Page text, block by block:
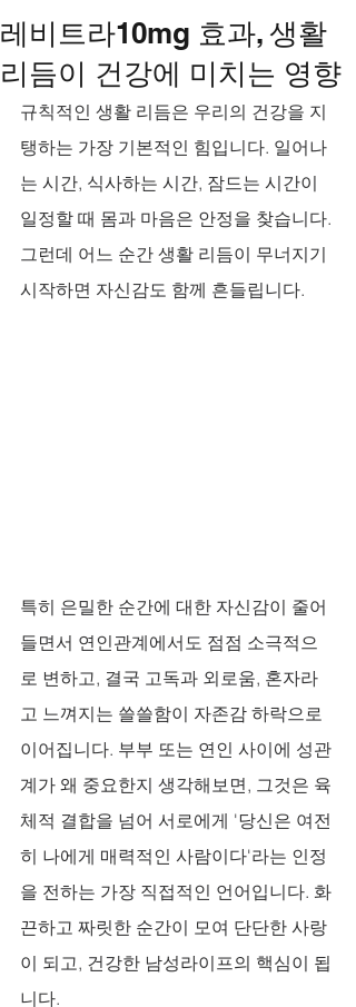
레비트라10mg 효과, 생활
리듬이 건강에 미치는 영향
규칙적인 생활 리듬은 우리의 건강을 지
탱하는 가장 기본적인 힘입니다. 일어나
는 시간, 식사하는 시간, 잠드는 시간이
일정할 때 몸과 마음은 안정을 찾습니다.
그런데 어느 순간 생활 리듬이 무너지기
시작하면 자신감도 함께 흔들립니다.
특히 은밀한 순간에 대한 자신감이 줄어
들면서 연인관계에서도 점점 소극적으
로 변하고, 결국 고독과 외로움, 혼자라
고 느껴지는 쓸쓸함이 자존감 하락으로
이어집니다. 부부 또는 연인 사이에 성관
계가 왜 중요한지 생각해보면, 그것은 육
체적 결합을 넘어 서로에게 '당신은 여전
히 나에게 매력적인 사람이다'라는 인정
을 전하는 가장 직접적인 언어입니다. 화
끈하고 짜릿한 순간이 모여 단단한 사랑
이 되고, 건강한 남성라이프의 핵심이 됩
니다.